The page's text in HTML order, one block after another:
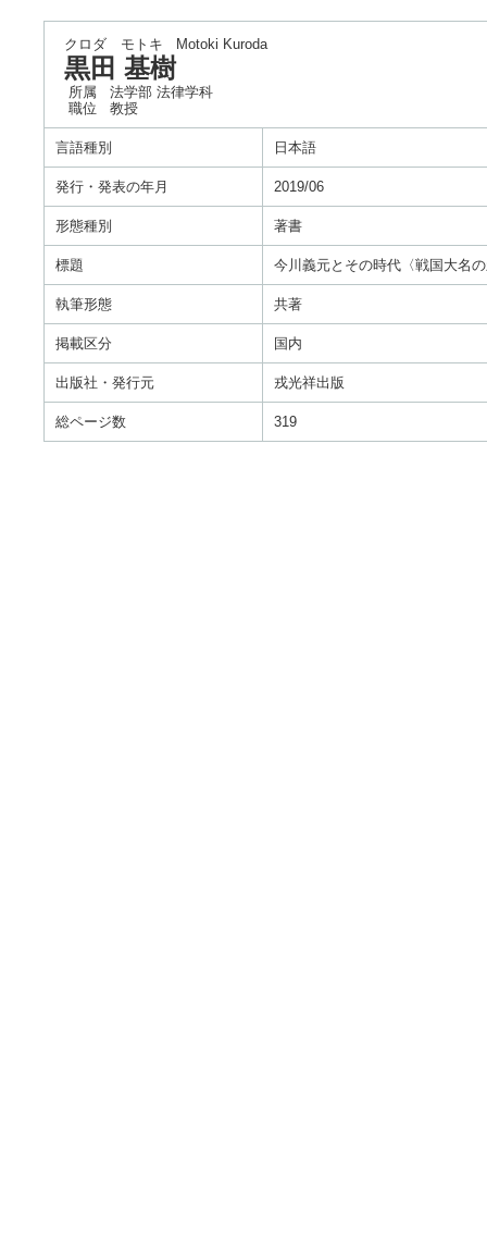
クロダ モトキ Motoki Kuroda
黒田 基樹
所属
法学部 法律学科
職位
教授
言語種別 日本語
発行・発表の年月 2019/06
形態種別 著書
標題 今川義元とその時代〈戦国大名
執筆形態 共著
掲載区分 国内
出版社・発行元 戎光祥出版
総ページ数 319